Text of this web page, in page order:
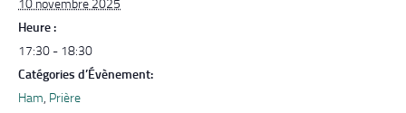
10 novembre 2025
Heure :
17:30 - 18:30
Catégories d’Évènement:
Ham, Prière